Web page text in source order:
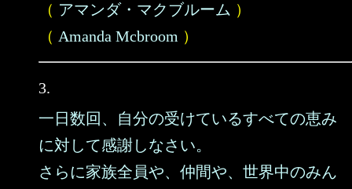
（ アマンダ・マクブルーム ）
（ Amanda Mcbroom ）
3.
一日数回、自分の受けているすべての恵み
に対して感謝しなさい。
さらに家族全員や、仲間や、世界中のみん